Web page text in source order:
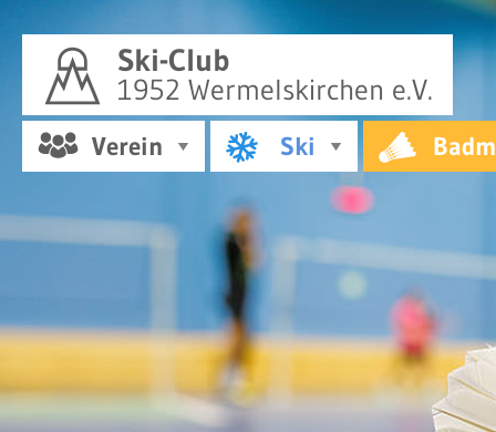
Ski-Club
1952 Wermelskirchen e.V.
Verein Ski